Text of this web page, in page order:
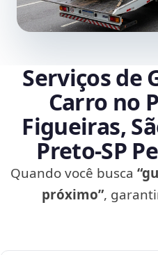
Serviços de
Carro no
Figueiras,
Preto‑SP
Quando você busca
próximo”,